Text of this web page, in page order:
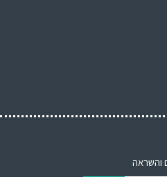
והשראה